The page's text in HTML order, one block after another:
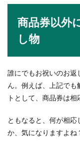
商品券以外
し物
誰にでもお祝いのお返
ん。例えば、上記で
トとして、商品券は相
ともなると、何が相
か、気になりますよね